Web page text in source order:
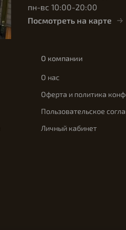
пн-вс 10:00-20:00
Посмотреть на карте
О компании
О нас
Оферта и политика
Пользовательское
Личный кабинет